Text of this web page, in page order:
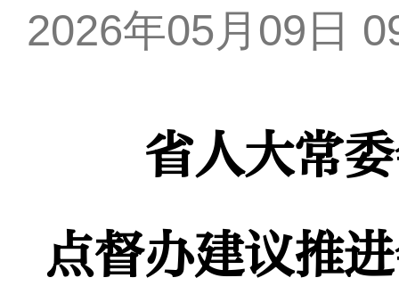
2026年05月09日
省人大常
点督办建议推